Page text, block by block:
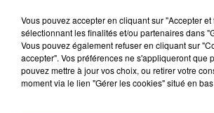
Vous pouvez accepter en cliquant sur "Accepter
sélectionnant les finalités et/ou partenaires dans
Vous pouvez également refuser en cliquant sur
accepter". Vos préférences ne s'appliqueront que
pouvez mettre à jour vos choix, ou retirer votre
moment via le lien "Gérer les cookies" situé en